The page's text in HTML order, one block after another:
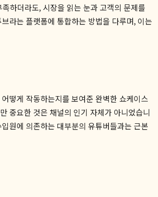
하더라도, 시장을 읽는 눈과 고객의 문제를
라는 플랫폼에 통합하는 방법을 다루며, 이는
떻게 작동하는지를 보여준 완벽한 쇼케이스
중요한 것은 채널의 인기 자체가 아니었습니
원에 의존하는 대부분의 유튜버들과는 근본